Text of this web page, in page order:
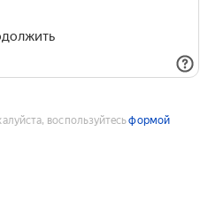
воспользуйтесьформой